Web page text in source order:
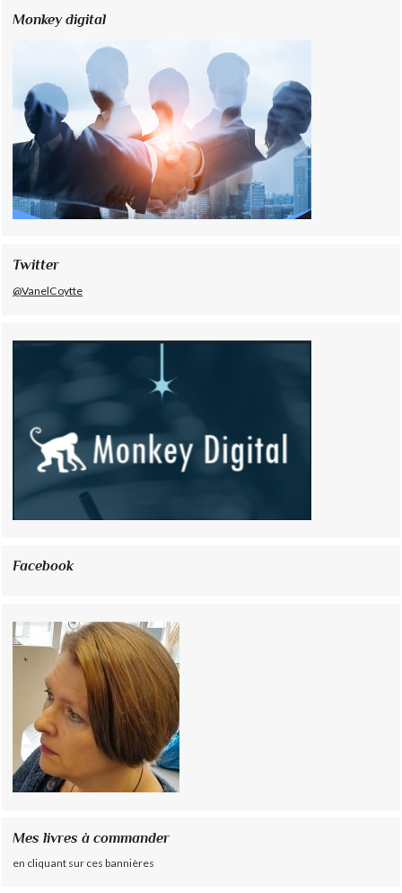
Monkey digital
Twitter
@VanelCoytte
Facebook
Mes livres à commander
en cliquant sur ces bannières